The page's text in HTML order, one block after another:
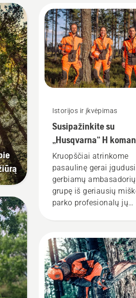
Istorijos ir įkvėpimas
Susipažinkite su
„Husqvarna“ H
mūsų reikliausiais
naudotojais
Kruopščiai atrinkome
pasaulinę gerai
gerbiamų ambasadorių
grupę iš geriausių
parko profesionalų jų
mūsų naudotojai.